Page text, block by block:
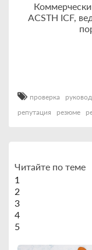
ACSTH ICF,
проверка
репутация
резюме
Читайте по теме
1
2
3
4
5